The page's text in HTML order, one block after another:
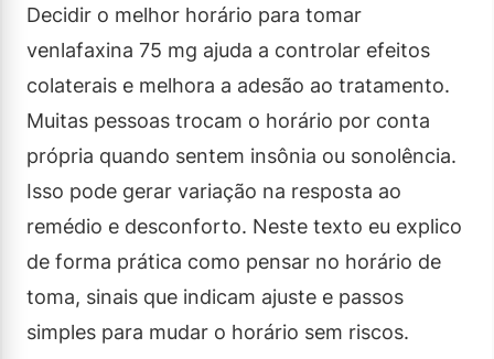
Decidir o melhor horário para tomar
venlafaxina 75 mg ajuda a controlar efeitos
colaterais e melhora a adesão ao tratamento.
Muitas pessoas trocam o horário por conta
própria quando sentem insônia ou sonolência.
Isso pode gerar variação na resposta ao
remédio e desconforto. Neste texto eu explico
de forma prática como pensar no horário de
toma, sinais que indicam ajuste e passos
simples para mudar o horário sem riscos.